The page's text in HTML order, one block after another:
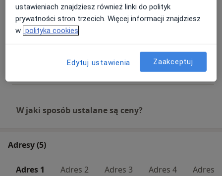
Blokada stawu
100 zł Szczegóły Umów wizytę
Szczegóły
Umów wizytę
W jaki sposób ustalane są ceny?
Adresy (5)
Adres 1 Adres 2 Adres 3 Adres 4 Adres 5
ustawieniach znajdziesz również linki do polityk
prywatności stron trzecich. Więcej informacji znajdziesz
w polityka cookies
Edytuj ustawienia Zaakceptuj